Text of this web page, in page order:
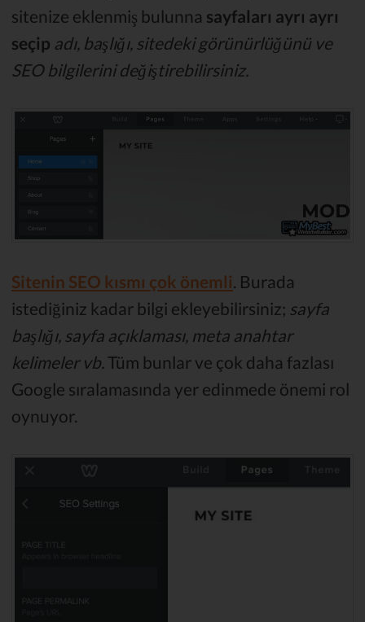
sitenize eklenmiş bulunna sayfaları ayrı ayrı
seçip adı, başlığı, sitedeki görünürlüğünü ve
SEO bilgilerini değiştirebilirsiniz.
Sitenin SEO kısmı çok önemli. Burada
istediğiniz kadar bilgi ekleyebilirsiniz; sayfa
başlığı, sayfa açıklaması, meta anahtar
kelimeler vb.Tüm bunlar ve çok daha fazlası
Google sıralamasında yer edinmede önemi rol
oynuyor.